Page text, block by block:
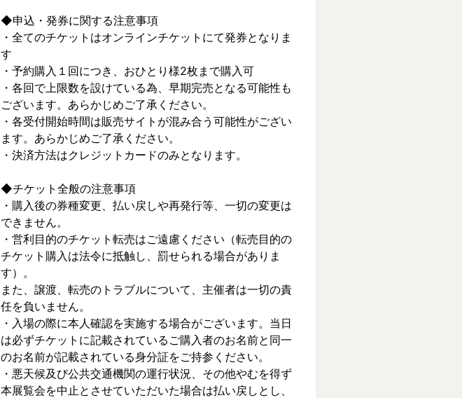
◆申込・発券に関する注意事項
・全てのチケットはオンラインチケットにて発券となりま
す
・予約購入１回につき、おひとり様2枚まで購入可
・各回で上限数を設けている為、早期完売となる可能性も
ございます。あらかじめご了承ください。
・各受付開始時間は販売サイトが混み合う可能性がござい
ます。あらかじめご了承ください。
・決済方法はクレジットカードのみとなります。
◆チケット全般の注意事項
・購入後の券種変更、払い戻しや再発行等、一切の変更は
できません。
・営利目的のチケット転売はご遠慮ください（転売目的の
チケット購入は法令に抵触し、罰せられる場合がありま
す）。
また、譲渡、転売のトラブルについて、主催者は一切の責
任を負いません。
・入場の際に本人確認を実施する場合がございます。当日
は必ずチケットに記載されているご購入者のお名前と同一
のお名前が記載されている身分証をご持参ください。
・悪天候及び公共交通機関の運行状況、その他やむを得ず
本展覧会を中止とさせていただいた場合は払い戻しとし、